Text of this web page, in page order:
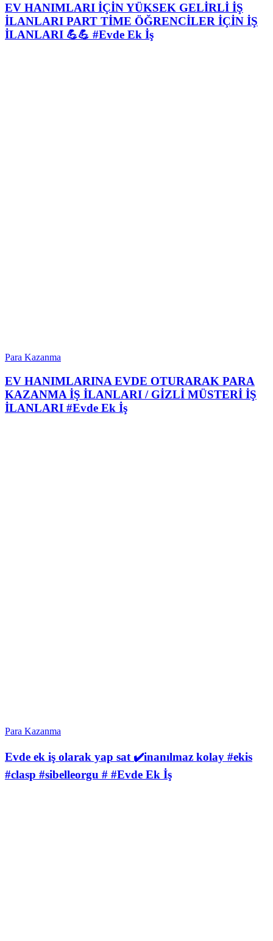
EV HANIMLARI İÇİN YÜKSEK GELİRLİ İŞ
İLANLARI PART TİME ÖĞRENCİLER İÇİN İŞ
İLANLARI 💪💪 #Evde Ek İş
Para Kazanma
EV HANIMLARINA EVDE OTURARAK PARA
KAZANMA İŞ İLANLARI / GİZLİ MÜSTERİ İŞ
İLANLARI #Evde Ek İş
Para Kazanma
Evde ek iş olarak yap sat ✔️inanılmaz kolay #ekis
#clasp #sibelleorgu # #Evde Ek İş